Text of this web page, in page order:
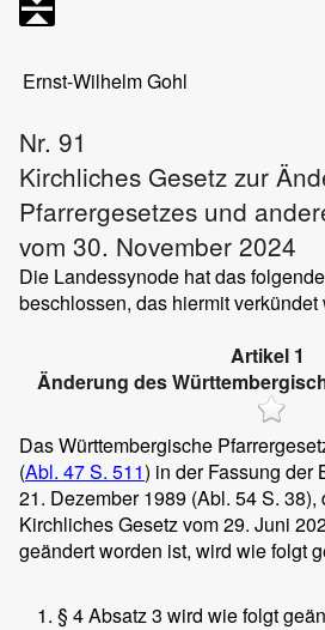
Ernst-Wilhelm Gohl
Nr. 91
Kirchliches Gesetz zur
Pfarrergesetzes und
vom 30. November 2024
Die Landessynode hat das
beschlossen, das hiermit verkündet
Artikel 1
Änderung des
Das Württembergische
(Abl. 47 S. 511) in der Fassung der
21. Dezember 1989 (Abl. 54 S. 38),
Kirchliches Gesetz vom 29. Juni
geändert worden ist, wird wie folgt
§ 4 Absatz 3 wird wie folgt